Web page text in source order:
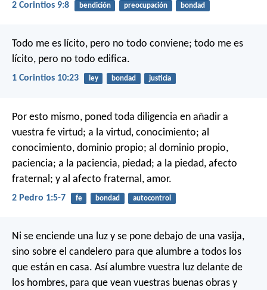
2 Corintios 9:8 bendición preocupación bondad
Todo me es lícito, pero no todo conviene; todo me es
lícito, pero no todo edifica.
1 Corintios 10:23 ley bondad justicia
Por esto mismo, poned toda diligencia en añadir a
vuestra fe virtud; a la virtud, conocimiento; al
conocimiento, dominio propio; al dominio propio,
paciencia; a la paciencia, piedad; a la piedad, afecto
fraternal; y al afecto fraternal, amor.
2 Pedro 1:5-7 fe bondad autocontrol
Ni se enciende una luz y se pone debajo de una vasija,
sino sobre el candelero para que alumbre a todos los
que están en casa. Así alumbre vuestra luz delante de
los hombres, para que vean vuestras buenas obras y